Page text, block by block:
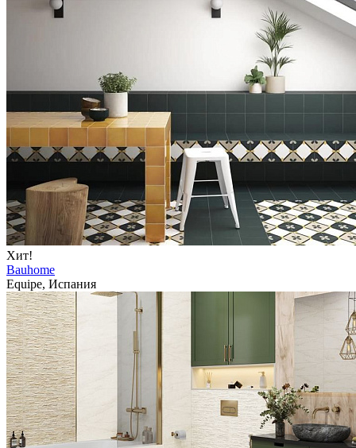
Хит!
Bauhome
Equipe, Испания